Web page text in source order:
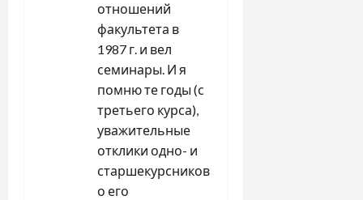
отношений
факультета в
1987 г. и вел
семинары. И я
помню те годы (с
третьего курса),
уважительные
отклики одно- и
старшекурсников
о его